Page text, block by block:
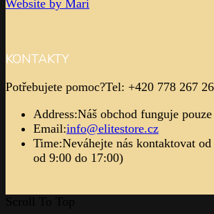
Website by Mari
KONTAKTY
Potřebujete pomoc?Tel: +420 778 267
Address:Náš obchod funguje
Email:info@elitestore.cz
Time:Neváhejte nás kontaktovat od
od 9:00 do 17:00)